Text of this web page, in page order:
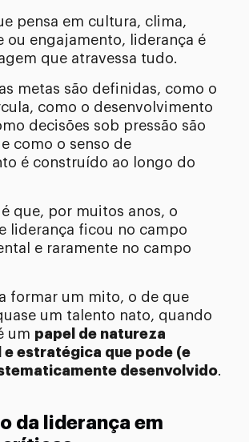
pensa em cultura, clima,
ou engajamento, liderança é
que atravessa tudo.
metas são definidas, como o
como o desenvolvimento
decisões sob pressão são
como o senso de
é construído ao longo do
que, por muitos anos, o
liderança ficou no campo
e raramente no campo
formar um mito, o de que
um talento nato, quando
um papel de natureza
e estratégica que pode (e
desenvolvido.
da liderança em